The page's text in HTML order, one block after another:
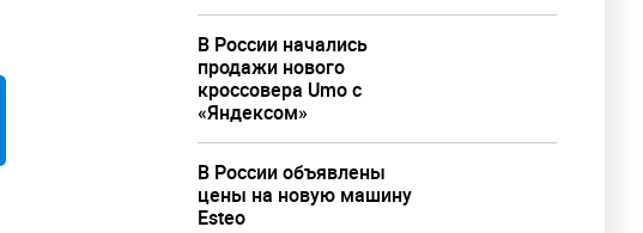
В России начались
продажи нового
кроссовера Umo с
«Яндексом»
В России объявлены
цены на новую машину
Esteo